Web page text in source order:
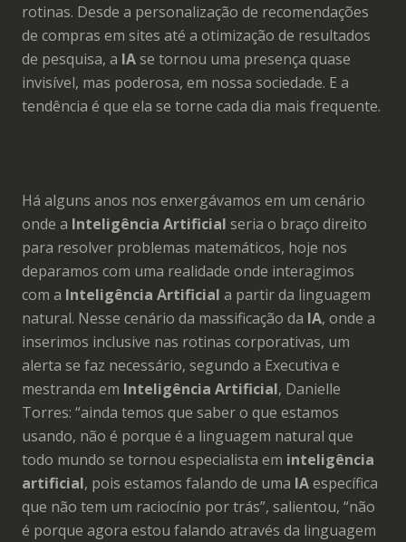
rotinas. Desde a personalização de recomendações
de compras em sites até a otimização de resultados
de pesquisa, a IAse tornou uma presença quase
invisível, mas poderosa, em nossa sociedade. E a
tendência é que ela se torne cada dia mais frequente.
Há alguns anos nos enxergávamos em um cenário
onde a Inteligência Artificial seria o braço direito
para resolver problemas matemáticos, hoje nos
deparamos com uma realidade onde interagimos
com a Inteligência Artificial a partir da linguagem
natural. Nesse cenário da massificação da IA, onde a
inserimos inclusive nas rotinas corporativas, um
alerta se faz necessário, segundo a Executiva e
mestranda em Inteligência Artificial, Danielle
Torres: “ainda temos que saber o que estamos
usando, não é porque é a linguagem natural que
todo mundo se tornou especialista em inteligência
artificial, pois estamos falando de uma IAespecífica
que não tem um raciocínio por trás”, salientou, “não
é porque agora estou falando através da linguagem